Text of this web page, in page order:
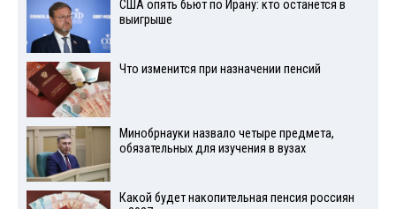
США опять бьют по Ирану: кто останется в
выигрыше
Что изменится при назначении пенсий
Минобрнауки назвало четыре предмета,
обязательных для изучения в вузах
Какой будет накопительная пенсия россиян